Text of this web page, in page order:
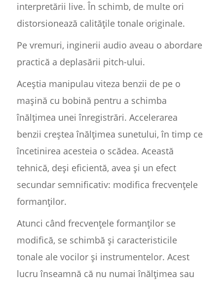
interpretării live. În schimb, de multe ori
distorsionează calitățile tonale originale.
Pe vremuri, inginerii audio aveau o abordare
practică a deplasării pitch-ului.
Aceștia manipulau viteza benzii de pe o
mașină cu bobină pentru a schimba
înălțimea unei înregistrări. Accelerarea
benzii creștea înălțimea sunetului, în timp ce
încetinirea acesteia o scădea. Această
tehnică, deși eficientă, avea și un efect
secundar semnificativ: modifica frecvențele
formanților.
Atunci când frecvențele formanților se
modifică, se schimbă și caracteristicile
tonale ale vocilor și instrumentelor. Acest
lucru înseamnă că nu numai înălțimea sau